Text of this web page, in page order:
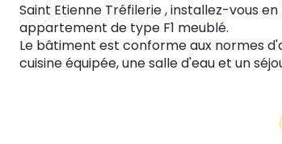
Saint Etienne Tréfilerie , installez-vous
appartement de type F1 meublé.
Le bâtiment est conforme aux normes
cuisine équipée, une salle d'eau et un
Pour ce qui est du montant du loyer, il